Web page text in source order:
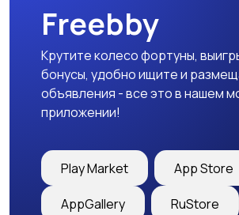
Freebby
Крутите колесо фортуны,
бонусы, удобно ищите и
объявления - все это в нашем
приложении!
Play Market App Store
AppGallery RuStore